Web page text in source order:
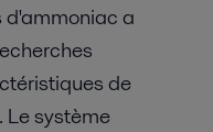
a
de
système